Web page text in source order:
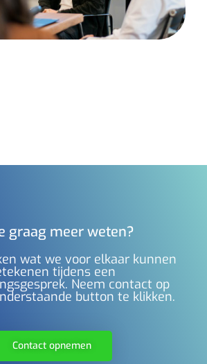
graag meer weten?
wat we voor elkaar kunnen
tijdens een
Neem contact op
button te klikken.
Contact opnemen